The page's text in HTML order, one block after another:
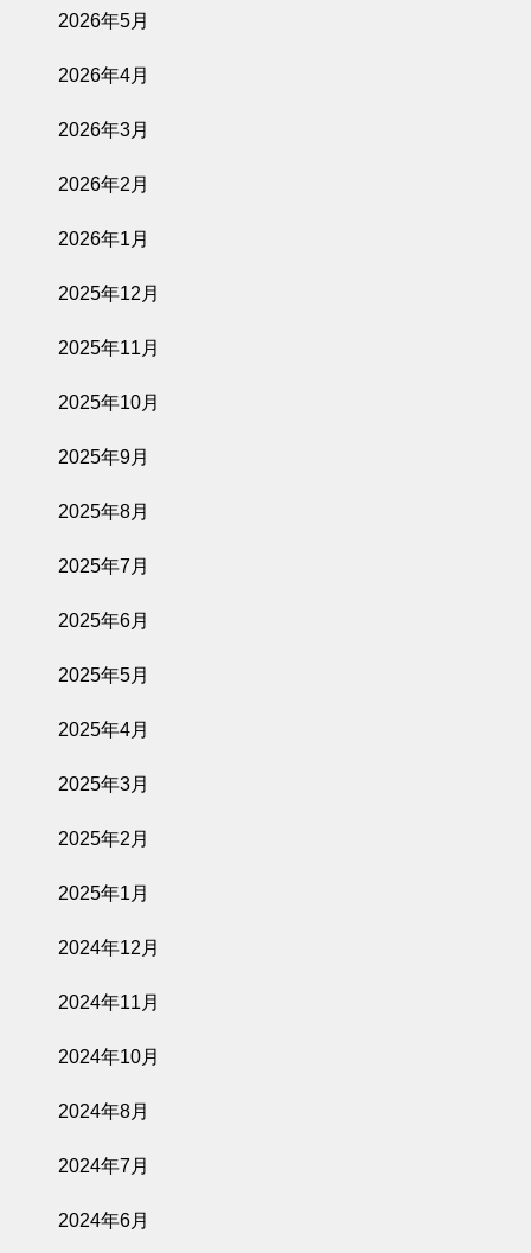
2026年5月
2026年4月
2026年3月
2026年2月
2026年1月
2025年12月
2025年11月
2025年10月
2025年9月
2025年8月
2025年7月
2025年6月
2025年5月
2025年4月
2025年3月
2025年2月
2025年1月
2024年12月
2024年11月
2024年10月
2024年8月
2024年7月
2024年6月